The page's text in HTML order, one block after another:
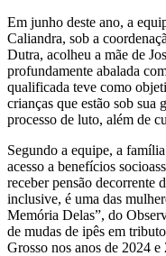
Em junho deste ano, a
Caliandra, sob a
Dutra, acolheu a mãe de
profundamente abalada
qualificada teve como
crianças que estão sob sua
processo de luto, além de
Segundo a equipe, a
acesso a benefícios
receber pensão decorrente
inclusive, é uma das
Memória Delas”, do
de mudas de ipês em
Grosso nos anos de 2024 e